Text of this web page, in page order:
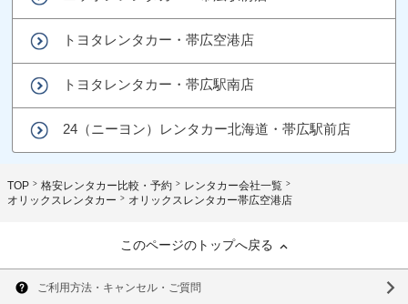
トヨタレンタカー・帯広空港店
トヨタレンタカー・帯広駅南店
24（ニーヨン）レンタカー北海道・帯広駅前店
TOP 格安レンタカー比較・予約
レンタカー会社一覧
オリックスレンタカー
オリックスレンタカー帯広空港店
このページのトップへ戻る